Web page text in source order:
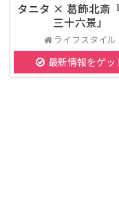
タニタ × 葛飾北斎
三十六景』
ライフスタイル
最新情報をゲッ